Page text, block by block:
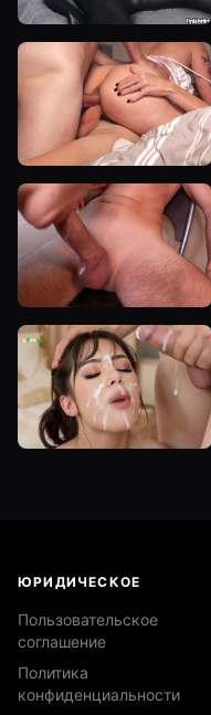
ЮРИДИЧЕСКОЕ
Пользовательское
соглашение
Политика
конфиденциальности